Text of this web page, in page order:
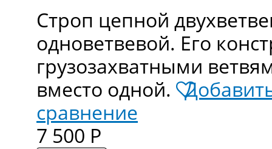
Строп цепной
одноветвевой. Его
грузозахватными
вместо одной.
сравнение
7 500 Р